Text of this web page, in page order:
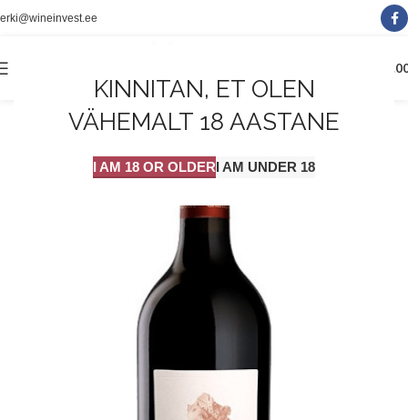
KINNITAN, ET OLEN
VÄHEMALT 18 AASTANE
I AM 18 OR OLDERI AM UNDER 18
erki@wineinvest.ee